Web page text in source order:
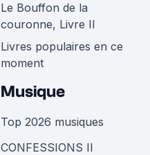
Le Bouffon de la
couronne, Livre II
Livres populaires en ce
moment
Musique
Top 2026 musiques
CONFESSIONS II